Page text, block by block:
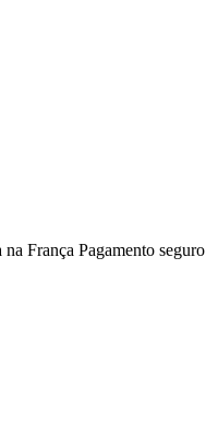
na França Pagamento seguro